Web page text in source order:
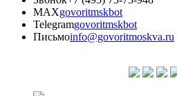
MAXgovoritmskbot
Telegramgovoritmskbot
Письмоinfo@govoritmoskva.ru